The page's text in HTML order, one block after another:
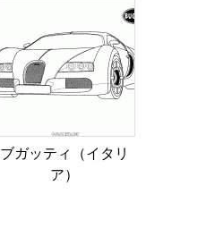
ブガッティ（イタリ
ア）